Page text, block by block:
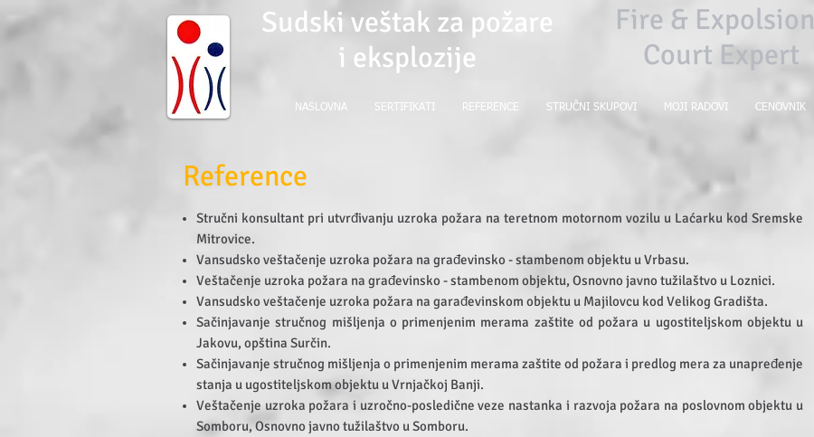
Sudski veštak za požare
i eksplozije
Fire & Expolsion
Court Expert
NASLOVNA SERTIFIKATI REFERENCE STRUČNI SKUPOVI MOJI RADOVI CENOVNIK
Reference
Stručni konsultant pri utvrđivanju uzroka požara na teretnom motornom vozilu u Laćarku kod Sremske
Mitrovice.
Vansudsko veštačenje uzroka požara na građevinsko - stambenom objektu u Vrbasu.
Veštačenje uzroka požara na građevinsko - stambenom objektu, Osnovno javno tužilaštvo u Loznici.
Vansudsko veštačenje uzroka požara na garađevinskom objektu u Majilovcu kod Velikog Gradišta.
Sačinjavanje stručnog mišljenja o primenjenim merama zaštite od požara u ugostiteljskom objektu u
Jakovu, opština Surčin.
Sačinjavanje stručnog mišljenja o primenjenim merama zaštite od požara i predlog mera za unapređenje
stanja u ugostiteljskom objektu u Vrnjačkoj Banji.
Veštačenje uzroka požara i uzročno-posledične veze nastanka i razvoja požara na poslovnom objektu u
Somboru, Osnovno javno tužilaštvo u Somboru.